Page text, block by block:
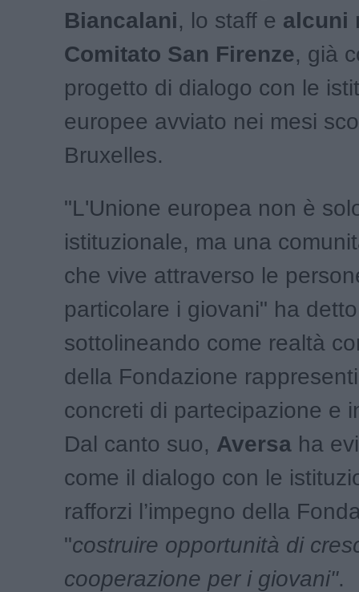
Biancalani, lo staff e alcuni
Comitato San Firenze, già
progetto di dialogo con le
europee avviato nei mesi
Bruxelles.
"L'Unione europea non è
istituzionale, ma una
che vive attraverso le
particolare i giovani" ha
sottolineando come realtà
della Fondazione
concreti di partecipazione e
Dal canto suo, Aversa ha
come il dialogo con le
rafforzi l’impegno della
"costruire opportunità di
cooperazione per i giovani".